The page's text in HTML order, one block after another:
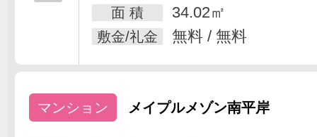
面 積 34.02㎡
敷金/礼金 無料 / 無料
マンション メイプルメゾン南平岸